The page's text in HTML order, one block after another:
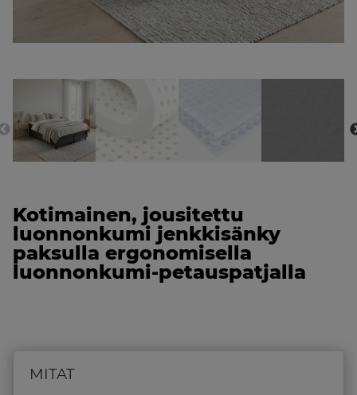
Kotimainen, jousitettu
luonnonkumi jenkkisänky
paksulla ergonomisella
luonnonkumi-petauspatjalla
MITAT